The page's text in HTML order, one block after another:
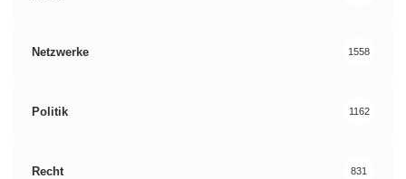
Netzwerke 1558
Politik 1162
Recht 831